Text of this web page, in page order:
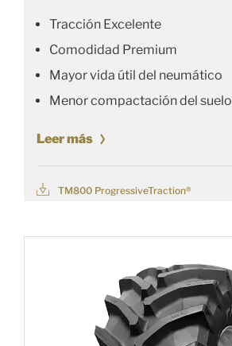
Tracción Excelente
Comodidad Premium
Mayor vida útil del neumático
Menor compactación del suelo
Leer más
TM800 ProgressiveTraction®